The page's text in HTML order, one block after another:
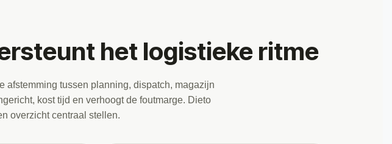
het logistieke ritme
afstemming tussen planning, dispatch, magazijn
kost tijd en verhoogt de foutmarge. Dieto
overzicht centraal stellen.